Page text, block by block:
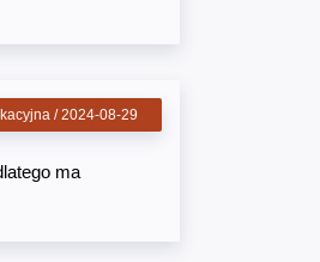
ma
/ 2024-08-29